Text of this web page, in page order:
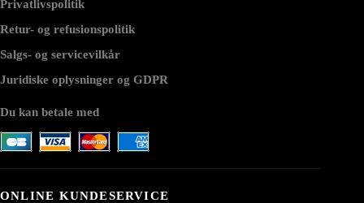
Privatlivspolitik
Retur- og refusionspolitik
Salgs- og servicevilkår
Juridiske oplysninger og GDPR
Du kan betale med
ONLINE KUNDESERVICE